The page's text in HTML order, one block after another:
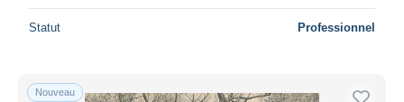
Statut Professionnel
Nouveau